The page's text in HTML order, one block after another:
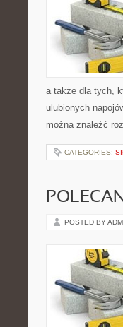
a także dla tych,
ulubionych
można znaleźć
CATEGORIES:
POSTED BY